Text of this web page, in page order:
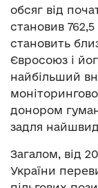
обсяг від
становив
становить
Євросоюз і
найбільший
донором
задля
Загалом, від
України